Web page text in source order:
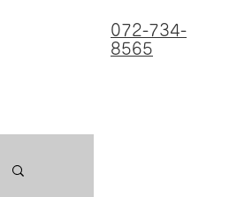
072-734-
8565